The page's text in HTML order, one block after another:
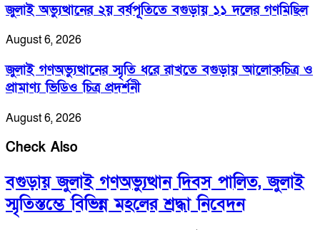
জুলাই অভ্যুত্থানের ২য় বর্ষপূতিতে বগুড়ায় ১১ দলের গণমিছিল
August 6, 2026
জুলাই গণঅভ্যুত্থানের স্মৃতি ধরে রাখতে বগুড়ায় আলোকচিত্র ও
প্রামাণ্য ভিডিও চিত্র প্রদর্শনী
August 6, 2026
Check Also
বগুড়ায় জুলাই গণঅভ্যুত্থান দিবস পালিত, জুলাই
স্মৃতিস্তম্ভে বিভিন্ন মহলের শ্রদ্ধা নিবেদন